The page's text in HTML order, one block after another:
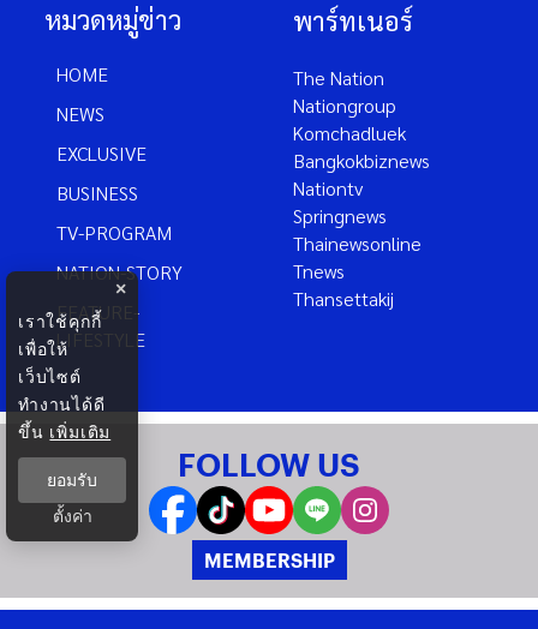
หมวดหมู่ข่าว
HOME
NEWS
EXCLUSIVE
BUSINESS
TV-PROGRAM
NATION-STORY
FEATURE-
LIFESTYLE
พาร์ทเนอร์
The Nation
Nationgroup
Komchadluek
Bangkokbiznews
Nationtv
Springnews
Thainewsonline
Tnews
Thansettakij
FOLLOW US
MEMBERSHIP
×
เราใช้คุกกี้
เพื่อให้
เว็บไซต์
ทำงานได้ดี
ขึ้น เพิ่มเติม
ยอมรับ
ตั้งค่า